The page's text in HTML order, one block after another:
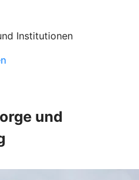
Institutionen
und